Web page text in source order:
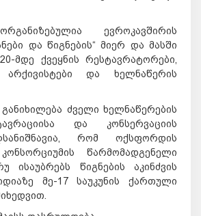
ევროკავშირის
და წიგნების“ მიერ და მასში
მდე ქვეყნის რესტავრატორები,
არქივისტები და ხელნაწერის
ძველი ხელნაწერების
და კონსერვაციის
რომ ოქსფორდის
წარმომადგენელი
ისაუბრებს წიგნების აკინძვის
მე-17 საუკუნის ქართული